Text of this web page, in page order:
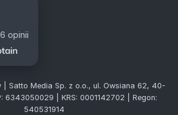
opinii
Satto Media Sp. z o.o., ul. Owsiana 62, 40-
6343050029 | KRS: 0001142702 | Regon:
540531914